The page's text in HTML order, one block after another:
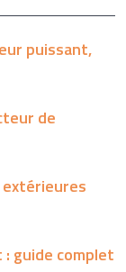
puissant,
de
extérieures
guide complet